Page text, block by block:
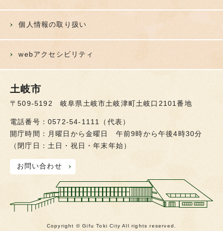
個人情報の取り扱い
webアクセシビリティ
土岐市
〒509-5192 岐阜県土岐市土岐津町土岐口2101番地
電話番号：0572-54-1111（代表）
開庁時間：月曜日から金曜日 午前9時から午後4時30分
（閉庁日：土日・祝日・年末年始）
お問い合わせ
Copyright © Gifu Toki City All rights reserved.